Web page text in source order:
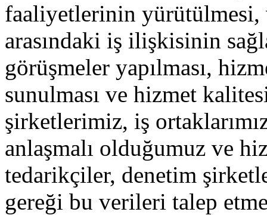
faaliyetlerinin
arasındaki iş ilişkisinin
görüşmeler yapılması,
sunulması ve hizmet
şirketlerimiz, iş
anlaşmalı olduğumuz ve
tedarikçiler, denetim
gereği bu verileri talep